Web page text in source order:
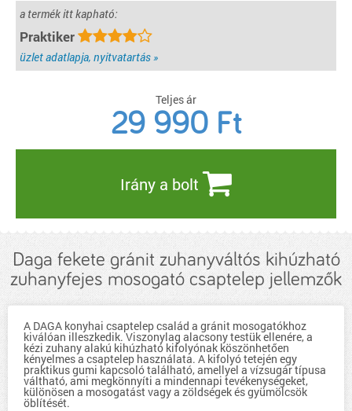
a termék itt kapható:
Praktiker
üzlet adatlapja, nyitvatartás »
Teljes ár
29 990 Ft
Irány a bolt
Daga fekete gránit zuhanyváltós kihúzható
zuhanyfejes mosogató csaptelep jellemzők
A DAGA konyhai csaptelep család a gránit mosogatókhoz
kiválóan illeszkedik. Viszonylag alacsony testük ellenére, a
kézi zuhany alakú kihúzható kifolyónak köszönhetően
kényelmes a csaptelep használata. A kifolyó tetején egy
praktikus gumi kapcsoló található, amellyel a vízsugár típusa
váltható, ami megkönnyíti a mindennapi tevékenységeket,
különösen a mosogatást vagy a zöldségek és gyümölcsök
öblítését.